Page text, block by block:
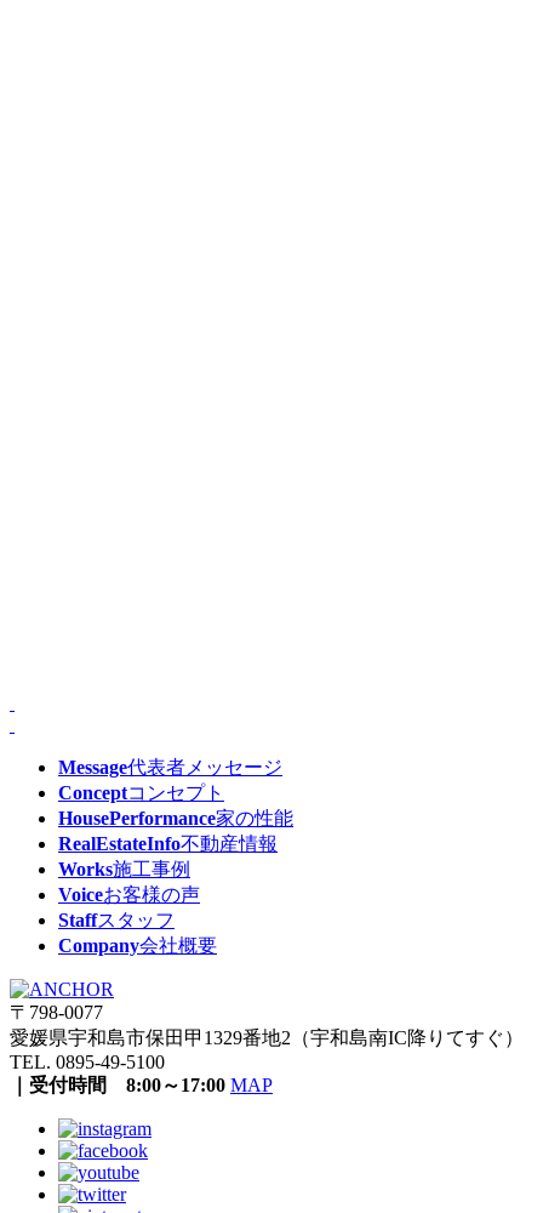
Message代表者メッセージ
Conceptコンセプト
HousePerformance家の性能
RealEstateInfo不動産情報
Works施工事例
Voiceお客様の声
Staffスタッフ
Company会社概要
〒798-0077
愛媛県宇和島市保田甲1329番地2（宇和島南IC降りてすぐ）
TEL. 0895-49-5100
｜受付時間 8:00～17:00 MAP